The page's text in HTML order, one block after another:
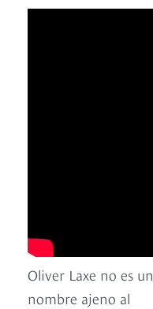
Oliver Laxe no es un
nombre ajeno al